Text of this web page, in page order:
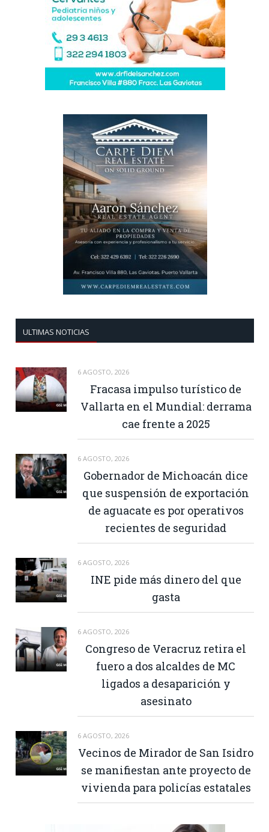
ULTIMAS NOTICIAS
6 AGOSTO, 2026
Fracasa impulso turístico de
Vallarta en el Mundial: derrama
cae frente a 2025
6 AGOSTO, 2026
Gobernador de Michoacán dice
que suspensión de exportación
de aguacate es por operativos
recientes de seguridad
6 AGOSTO, 2026
INE pide más dinero del que
gasta
6 AGOSTO, 2026
Congreso de Veracruz retira el
fuero a dos alcaldes de MC
ligados a desaparición y
asesinato
6 AGOSTO, 2026
Vecinos de Mirador de San Isidro
se manifiestan ante proyecto de
vivienda para policías estatales